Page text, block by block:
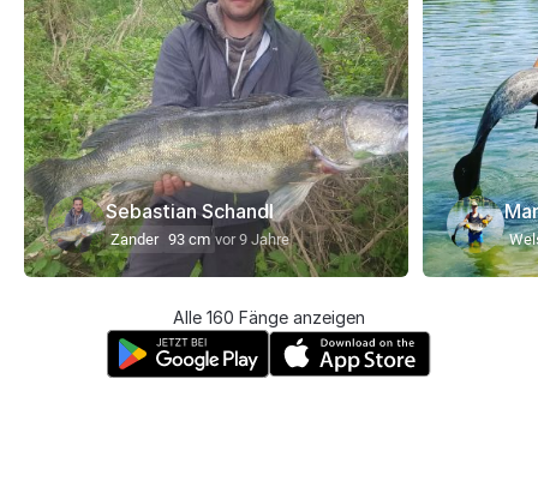
Sebastian Schandl
Zander 93 cm vor 9 Jahre
Alle 160 Fänge anzeigen